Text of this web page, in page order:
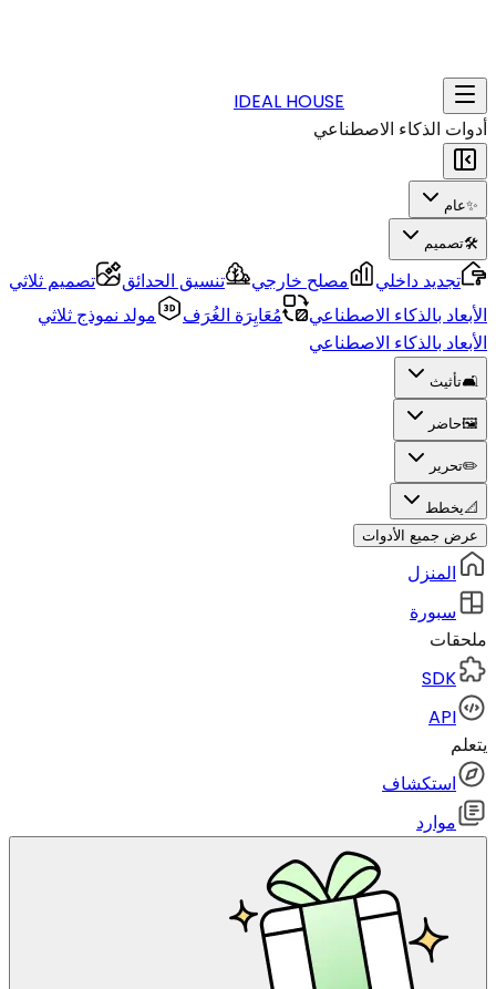
IDEAL HOUSE
أدوات الذكاء الاصطناعي
✨عام
🛠️تصميم
تجديد داخلي مصلح خارجي تنسيق الحدائق
تصميم ثلاثي
الأبعاد بالذكاء الاصطناعي
مُعَايِرَة الغُرَف
مولد نموذج ثلاثي
الأبعاد بالذكاء الاصطناعي
🛋️تأثيث
🖼️حاضر
✏️تحرير
📐يخطط
عرض جميع الأدوات
المنزل
سبورة
ملحقات
SDK
API
يتعلم
استكشاف
موارد